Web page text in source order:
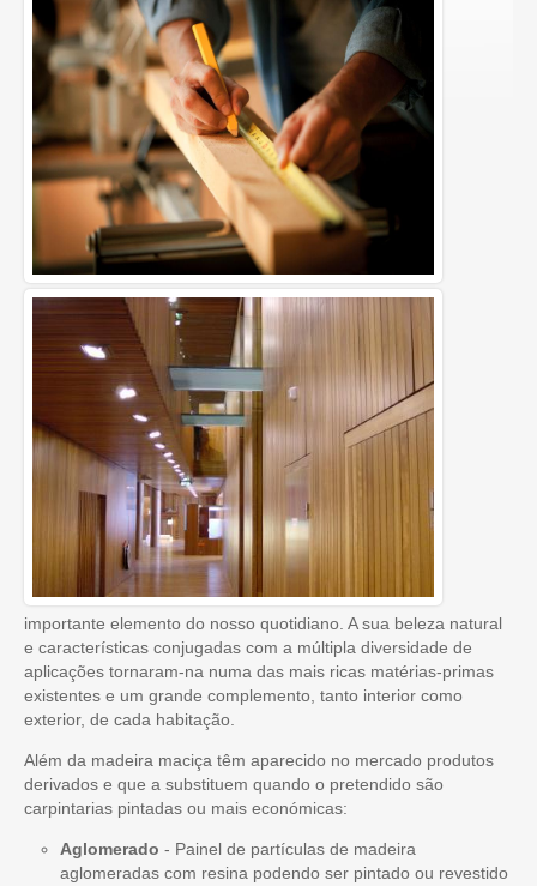
importante elemento do nosso quotidiano. A sua beleza natural
e características conjugadas com a múltipla diversidade de
aplicações tornaram-na numa das mais ricas matérias-primas
existentes e um grande complemento, tanto interior como
exterior, de cada habitação.
Além da madeira maciça têm aparecido no mercado produtos
derivados e que a substituem quando o pretendido são
carpintarias pintadas ou mais económicas:
Aglomerado - Painel de partículas de madeira
aglomeradas com resina podendo ser pintado ou revestido